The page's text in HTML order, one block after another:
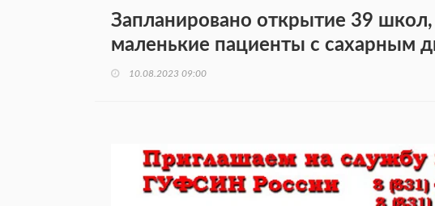
Запланировано открытие 39 школ,
маленькие пациенты с сахарным
10.08.2023 09:00